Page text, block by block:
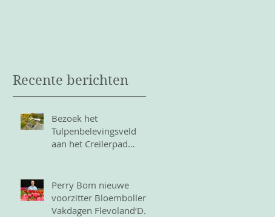
Recente berichten
Bezoek het
Tulpenbelevingsveld
aan het Creilerpad
Noordoostpolder
Perry Bom nieuwe
voorzitter Bloembollen
Vakdagen Flevoland‘De